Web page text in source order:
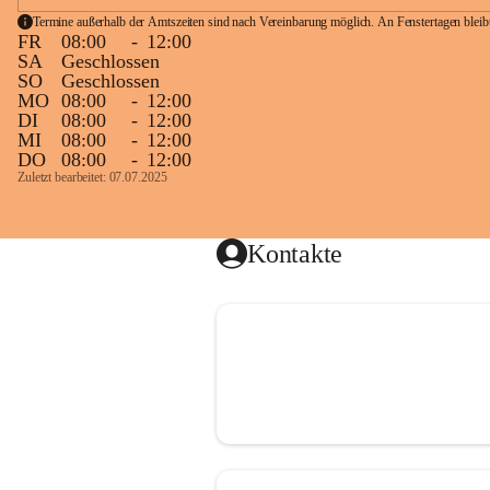
Termine außerhalb der Amtszeiten sind nach Vereinbarung möglich. An Fenstertagen
FR 08:00 - 12:00
SA
Geschlossen
SO
Geschlossen
MO 08:00 - 12:00
DI
08:00 - 12:00
MI
08:00 - 12:00
DO
08:00 - 12:00
Zuletzt bearbeitet: 07.07.2025
Kontakte